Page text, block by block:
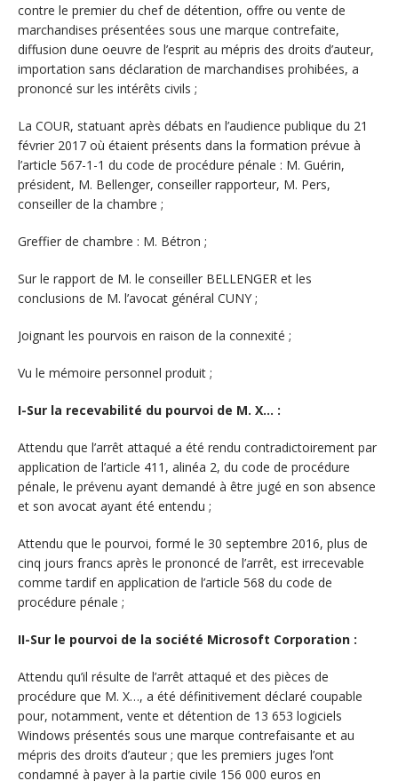
contre le premier du chef de détention, offre ou vente de
marchandises présentées sous une marque contrefaite,
diffusion dune oeuvre de l’esprit au mépris des droits d’auteur,
importation sans déclaration de marchandises prohibées, a
prononcé sur les intérêts civils ;
La COUR, statuant après débats en l’audience publique du 21
février 2017 où étaient présents dans la formation prévue à
l’article 567-1-1 du code de procédure pénale : M. Guérin,
président, M. Bellenger, conseiller rapporteur, M. Pers,
conseiller de la chambre ;
Greffier de chambre : M. Bétron ;
Sur le rapport de M. le conseiller BELLENGER et les
conclusions de M. l’avocat général CUNY ;
Joignant les pourvois en raison de la connexité ;
Vu le mémoire personnel produit ;
I-Sur la recevabilité du pourvoi de M. X… :
Attendu que l’arrêt attaqué a été rendu contradictoirement par
application de l’article 411, alinéa 2, du code de procédure
pénale, le prévenu ayant demandé à être jugé en son absence
et son avocat ayant été entendu ;
Attendu que le pourvoi, formé le 30 septembre 2016, plus de
cinq jours francs après le prononcé de l’arrêt, est irrecevable
comme tardif en application de l’article 568 du code de
procédure pénale ;
II-Sur le pourvoi de la société Microsoft Corporation :
Attendu qu’il résulte de l’arrêt attaqué et des pièces de
procédure que M. X…, a été définitivement déclaré coupable
pour, notamment, vente et détention de 13 653 logiciels
Windows présentés sous une marque contrefaisante et au
mépris des droits d’auteur ; que les premiers juges l’ont
condamné à payer à la partie civile 156 000 euros en